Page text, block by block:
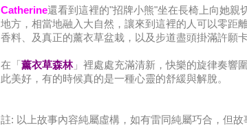
Catherine還看到這裡的"招牌小熊"坐在長椅上向她親
地方，相當地融入大自然，讓來到這裡的人可以零距
香料、及真正的薰衣草盆栽，以及步道盡頭掛滿許願
在「 薰衣草森林」裡處處充滿清新，快樂的旋律奏響
此美好，有的時候真的是一種心靈的舒緩與解脫。
註: 以上故事內容純屬虛構，如有雷同純屬巧合，但故